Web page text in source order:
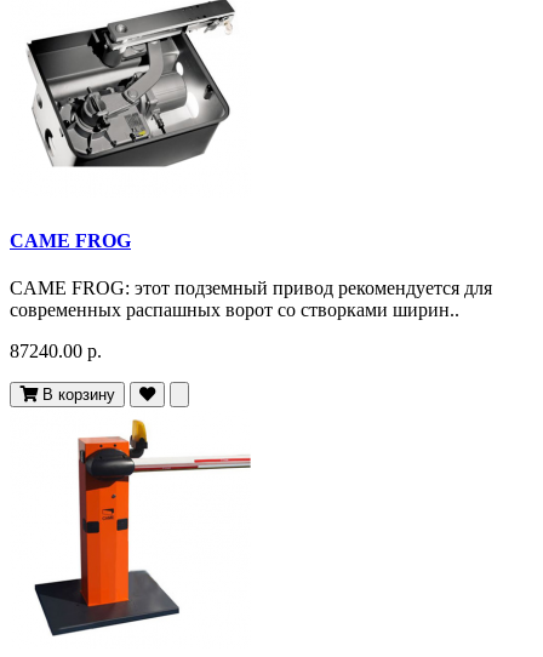
CAME FROG
CAME FROG: этот подземный привод рекомендуется для
современных распашных ворот со створками ширин..
87240.00 р.
В корзину